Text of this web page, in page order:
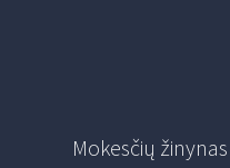
Mokesčių žinynas